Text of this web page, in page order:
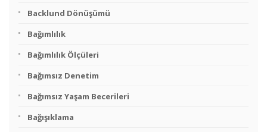
Backlund Dönüşümü
Bağımlılık
Bağımlılık Ölçüleri
Bağımsız Denetim
Bağımsız Yaşam Becerileri
Bağışıklama